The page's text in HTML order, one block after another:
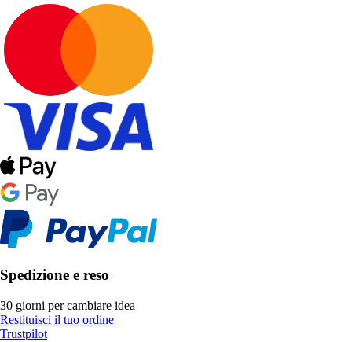
Spedizione e reso
30 giorni per cambiare idea
Restituisci il tuo ordine
Trustpilot